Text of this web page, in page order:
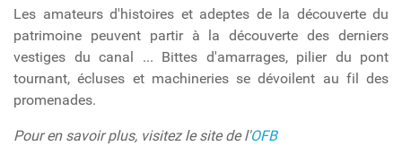
Les amateurs d'histoires et adeptes de la découverte du
patrimoine peuvent partir à la découverte des derniers
vestiges du canal ... Bittes d'amarrages, pilier du pont
tournant, écluses et machineries se dévoilent au fil des
promenades.
Pour en savoir plus, visitez le site de l'OFB